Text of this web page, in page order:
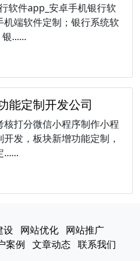
软件app_安卓手机银行软
端软件定制；银行系统软
......
能定制开发公司
打分微信小程序制作小程
发，板块新增功能定制，
设 网站优化 网站推广
案例 文章动态 联系我们